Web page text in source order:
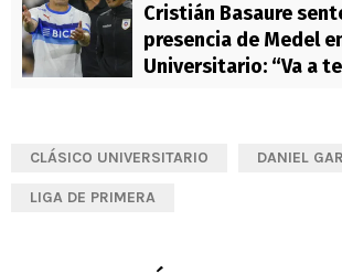
Cristián Basaure
presencia de Medel
Universitario: “Va a
CLÁSICO UNIVERSITARIO DANIEL
LIGA DE PRIMERA